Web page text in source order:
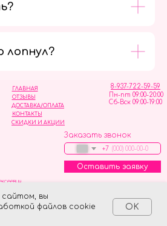
сайтом, вы
файлов cookie
OK
лопнул?
ОТЗЫВЫ
ГЛАВНАЯ
ДОСТАВКА/ОПЛАТА
СКИДКИ И АКЦИИ
КОНТАКТЫ
8-937-722-59-59
Пн-пт 09:00-20:00
Сб-Вск 09:00-19:00
Заказать звонок
+7
Оставить заявку
on Tilda